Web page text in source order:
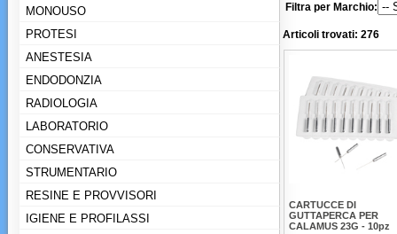
MONOUSO
PROTESI
ANESTESIA
ENDODONZIA
RADIOLOGIA
LABORATORIO
CONSERVATIVA
STRUMENTARIO
RESINE E PROVVISORI
IGIENE E PROFILASSI
Filtra per Marchio:
Articoli trovati: 276
CARTUCCE DI
GUTTAPERCA PER
CALAMUS 23G - 10pz